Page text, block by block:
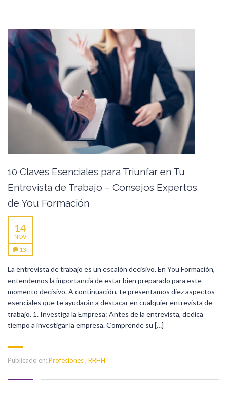
10 Claves Esenciales para Triunfar en Tu
Entrevista de Trabajo – Consejos Expertos
de You Formación
14
NOV
13
La entrevista de trabajo es un escalón decisivo. En You Formación,
entendemos la importancia de estar bien preparado para este
momento decisivo. A continuación, te presentamos diez aspectos
esenciales que te ayudarán a destacar en cualquier entrevista de
trabajo. 1. Investiga la Empresa: Antes de la entrevista, dedica
tiempo a investigar la empresa. Comprende su […]
Publicado en:Profesiones, RRHH